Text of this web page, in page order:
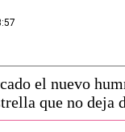
el nuevo
que no deja